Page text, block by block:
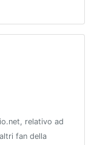
relativo ad
fan della